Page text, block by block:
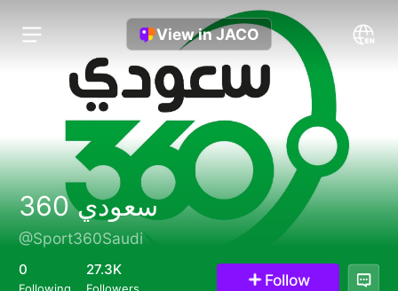
View in JACO
سعودي 360
@Sport360Saudi
0 27.3K
Follow